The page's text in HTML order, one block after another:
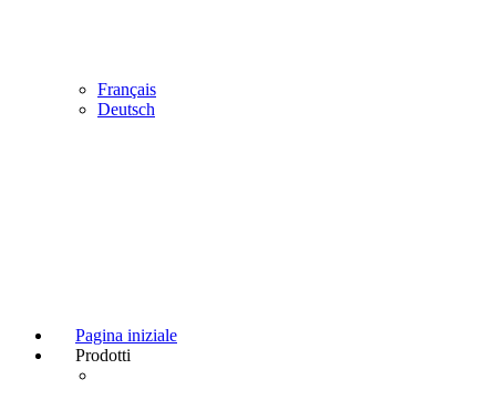
Français
Deutsch
Pagina iniziale
Prodotti